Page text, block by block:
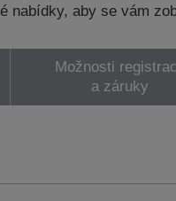
nabídky, aby se vám
Možnosti
a záruky